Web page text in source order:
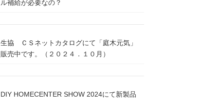
ル補給が必要なの？
生協 ＣＳネットカタログにて「庭木元気」
販売中です。（２０２４．１０月）
DIY HOMECENTER SHOW 2024にて新製品